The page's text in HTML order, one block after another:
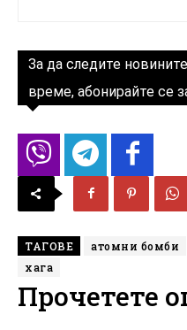
За да следите
време, абонирайте се
ТАГОВЕ атомни бомби
хага
Прочетете